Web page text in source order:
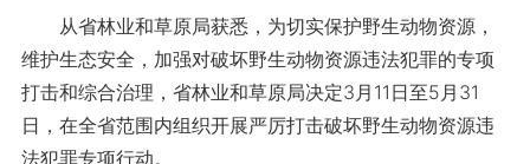
从省林业和草原局获悉，为切实保护野生动物资源，
维护生态安全，加强对破坏野生动物资源违法犯罪的专项
打击和综合治理，省林业和草原局决定3月11日至5月31
日，在全省范围内组织开展严厉打击破坏野生动物资源违
法犯罪专项行动。